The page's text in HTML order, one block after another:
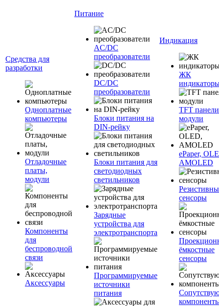
Средства для
разработки
Одноплатные
компьютеры
Отладочные
платы,
модули
Компоненты
для
беспроводной
связи
Аксессуары
Питание
AC/DC
преобразователи
DC/DC
преобразователи
Блоки питания на
DIN-рейку
Блоки питания для
светодиодных
светильников
Зарядные
устройства для
электротранспорта
Программируемые
источники
питания
Индикация
ЖК
TFT
модули
ePaper,
AMOLED
сенсоры
ёмкостные
сенсоры